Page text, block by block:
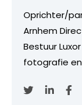
Oprichter/
Arnhem
Bestuur
fotografie